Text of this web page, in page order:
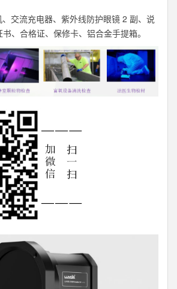
交流充电器、紫外线防护眼镜 2 副、说
、合格证、保修卡、铝合金手提箱。